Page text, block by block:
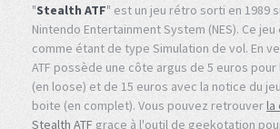
"Stealth ATF" est un jeu rétro sorti en 1989
Nintendo Entertainment System (NES). Ce
comme étant de type Simulation de vol. En
ATF possède une côte argus de 5 euros
(en loose) et de 15 euros avec la notice du
boite (en complet). Vous pouvez retrouverla
Stealth ATF grace à l'outil de geekotation